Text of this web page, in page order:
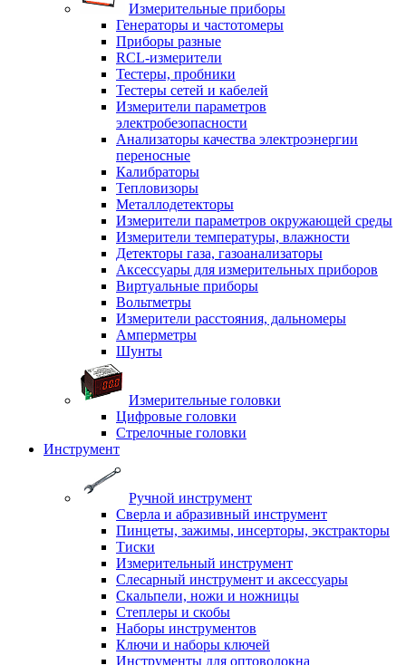
Измерительные приборы
Генераторы и частотомеры
Приборы разные
RCL-измерители
Тестеры, пробники
Тестеры сетей и кабелей
Измерители параметров
электробезопасности
Анализаторы качества электроэнергии
переносные
Калибраторы
Тепловизоры
Металлодетекторы
Измерители параметров окружающей среды
Измерители температуры, влажности
Детекторы газа, газоанализаторы
Аксессуары для измерительных приборов
Виртуальные приборы
Вольтметры
Измерители расстояния, дальномеры
Амперметры
Шунты
Измерительные головки
Цифровые головки
Стрелочные головки
Инструмент
Ручной инструмент
Сверла и абразивный инструмент
Пинцеты, зажимы, инсерторы, экстракторы
Тиски
Измерительный инструмент
Слесарный инструмент и аксессуары
Скальпели, ножи и ножницы
Степлеры и скобы
Наборы инструментов
Ключи и наборы ключей
Инструменты для оптоволокна